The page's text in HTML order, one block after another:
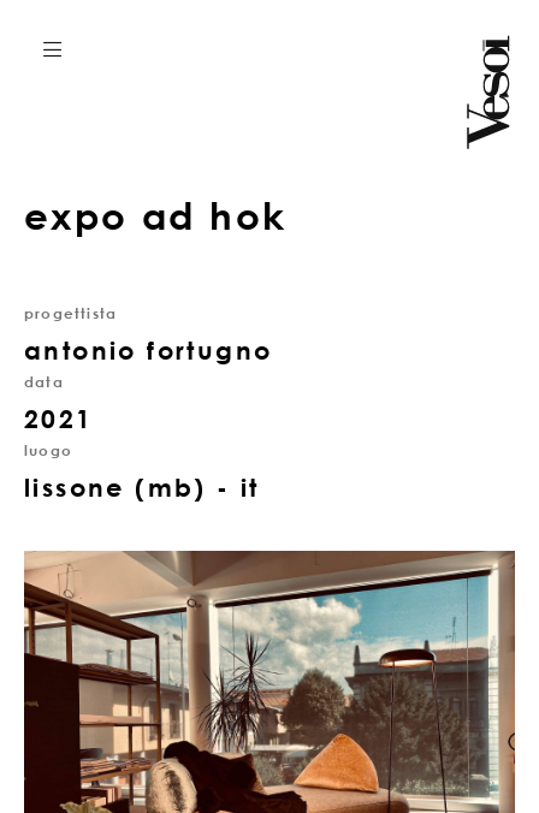
expo ad hok
progettista
antonio fortugno
data
2021
luogo
lissone (mb) - it